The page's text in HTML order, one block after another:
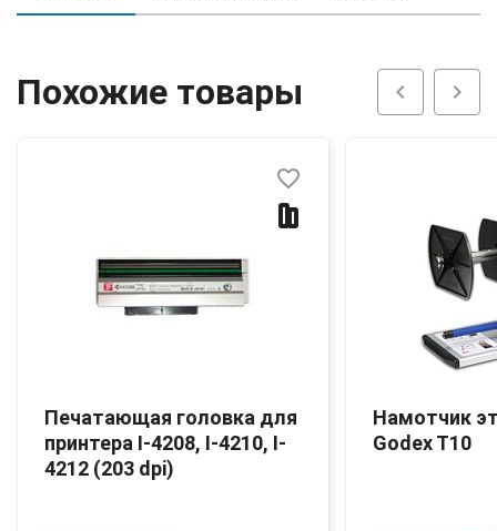
Похожие товары chevron_left chevron_right
Печатающая головка для
принтера I-4208, I-4210, I-
4212 (203 dpi)
favorite_border
Намотчик
Godex T10